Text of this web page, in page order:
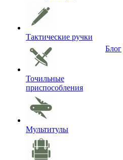
Тактические ручки
Точильные
приспособления
Мультитулы
Блог